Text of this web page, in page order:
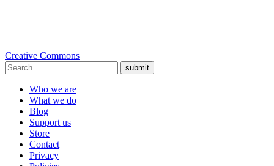
Creative Commons
submit
Who we are
What we do
Blog
Support us
Store
Contact
Privacy